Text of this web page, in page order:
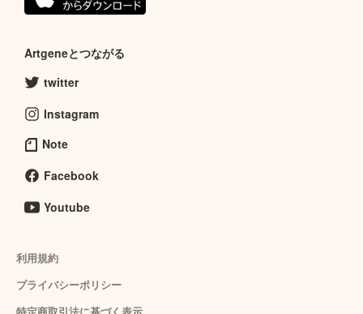
Artgeneとつながる
twitter
Instagram
Note
Facebook
Youtube
利用規約
プライバシーポリシー
特定商取引法に基づく表示